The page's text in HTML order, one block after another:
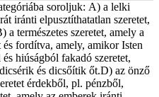
soroljuk: A) a lelki
iránti elpusztíthatatlan szeretet,
a természetes szeretet, amely a
fordítva, amely, amikor Isten
hiúságból fakadó szeretet,
és dicsőítik őt.D) az önző
érdekből, pl. pénzből,